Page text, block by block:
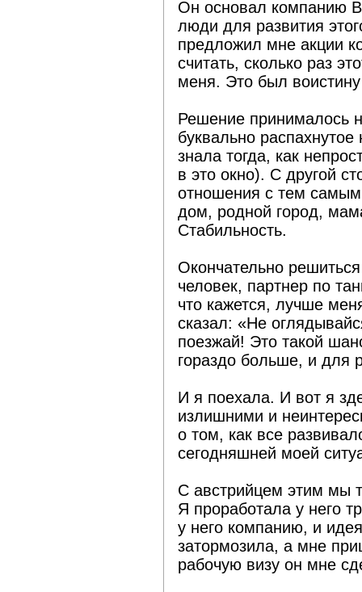
Он основал компанию
люди для развития
предложил мне акции
считать, сколько раз
меня. Это был
Решение принималось
буквально
знала тогда, как
в это окно). С другой
отношения с тем
дом, родной город,
Стабильность.
Окончательно
человек, партнер по
что кажется, лучше
сказал: «Не
поезжай! Это такой
гораздо больше, и для
И я поехала. И вот я
излишними и
о том, как все
сегодняшней моей
С австрийцем этим мы
Я проработала у него
у него компанию, и
затормозила, а мне
рабочую визу он мне